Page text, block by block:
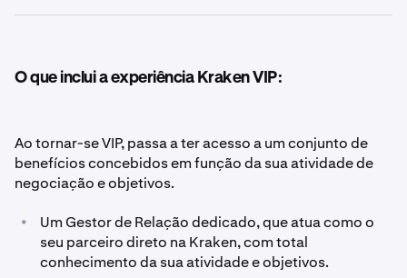
de 90 dias:
• Saldo médio mensal superior a 10 M$, OU
•
Atividade equivalente em margem, futuros ou outros
produtos.
Verificar elegibilidade VIP
comissões baseiam-se no volume acumulado dos
últimos 30 dias (criador / tomador).
< 10 000 $
O que inclui a experiência Kraken VIP:
Ao tornar-se VIP, passa a ter acesso a um conjunto de
benefícios concebidos em função da sua atividade de
negociação e objetivos.
•
Um Gestor de Relação dedicado, que atua como o
seu parceiro direto na Kraken, com total
conhecimento da sua atividade e objetivos.